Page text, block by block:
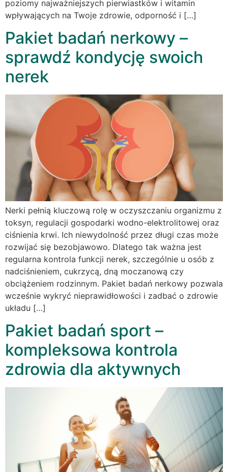
poziomy najważniejszych pierwiastków i witamin
wpływających na Twoje zdrowie, odporność i […]
Pakiet badań nerkowy –
sprawdź kondycję swoich
nerek
Nerki pełnią kluczową rolę w oczyszczaniu organizmu z
toksyn, regulacji gospodarki wodno-elektrolitowej oraz
ciśnienia krwi. Ich niewydolność przez długi czas może
rozwijać się bezobjawowo. Dlatego tak ważna jest
regularna kontrola funkcji nerek, szczególnie u osób z
nadciśnieniem, cukrzycą, dną moczanową czy
obciążeniem rodzinnym. Pakiet badań nerkowy pozwala
wcześnie wykryć nieprawidłowości i zadbać o zdrowie
układu […]
Pakiet badań sport –
kompleksowa kontrola
zdrowia dla aktywnych